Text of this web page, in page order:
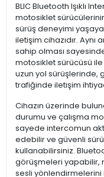
BLIC Bluetooth Işıklı
motosiklet
sürüş deneyimi
iletişim cihazıdır.
sahip olması
motosiklet sürücüsü
uzun yol sürüşlerinde,
trafiğinde iletişim
Cihazın üzerinde
durumu ve çalışma
sayede intercomun
edebilir ve güvenli
kullanabilirsiniz.
görüşmeleri yapabilir,
sesli yönlendirmelerini